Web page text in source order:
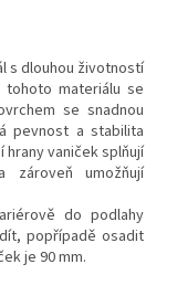
s dlouhou životností
tohoto materiálu se
se snadnou
pevnost a stabilita
vaniček splňují
zároveň umožňují
do podlahy
popřípadě osadit
je 90 mm.